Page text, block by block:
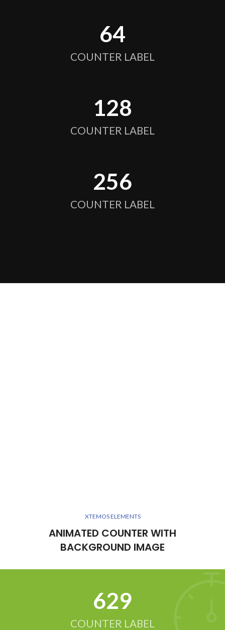
64
COUNTER LABEL
128
COUNTER LABEL
256
COUNTER LABEL
XTEMOS ELEMENTS
ANIMATED COUNTER WITH
BACKGROUND IMAGE
634
COUNTER LABEL